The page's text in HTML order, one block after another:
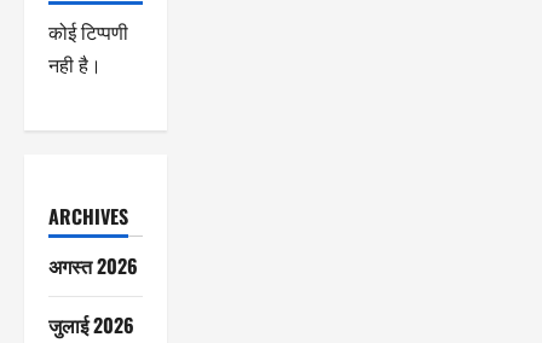
कोई टिप्पणी
नही है।
ARCHIVES
अगस्त 2026
जुलाई 2026